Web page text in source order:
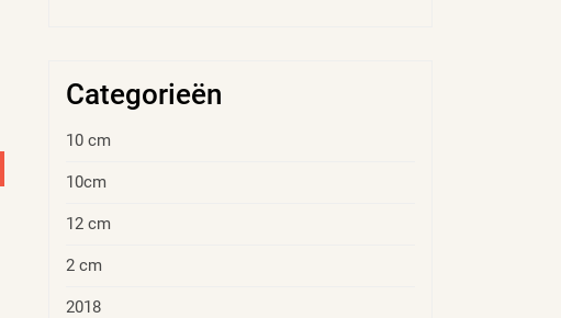
Categorieën
10 cm
10cm
12 cm
2 cm
2018